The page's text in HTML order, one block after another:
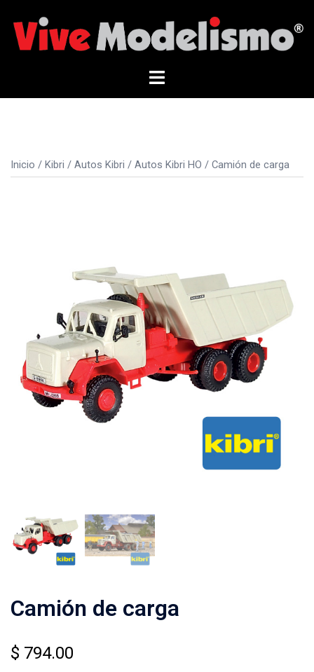
contenido
Alternar
Inicio / Kibri / Autos Kibri / Autos Kibri HO / Camión de carga
Camión de carga
$ 794.00